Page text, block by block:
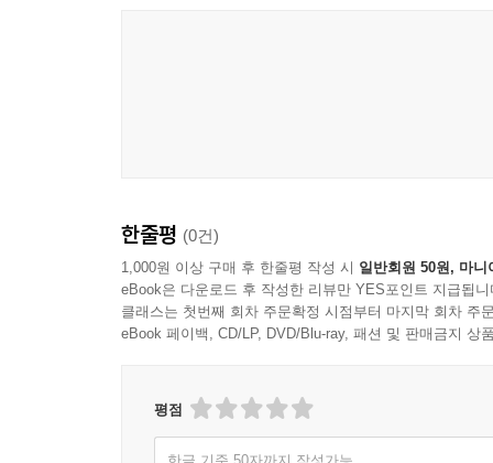
한줄평 (0건)
1,000원 이상 구매 후 한줄평 작성 시 일반회원 50원, 마니
eBook은 다운로드 후 작성한 리뷰만 YES포인트 지급됩니
클래스는 첫번째 회차 주문확정 시점부터 마지막 회차 주
eBook 페이백, CD/LP, DVD/Blu-ray, 패션 및 판매금지 상
평점